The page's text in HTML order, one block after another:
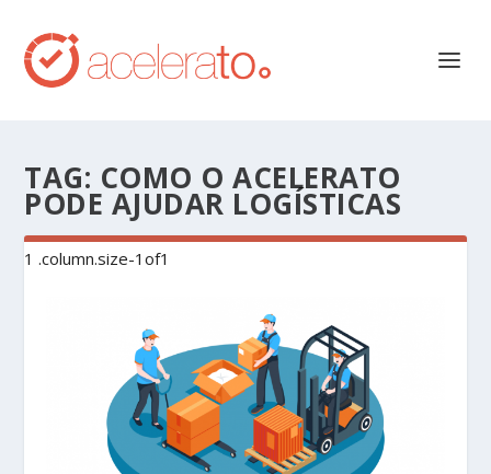
TAG: COMO O ACELERATO
PODE AJUDAR LOGÍSTICAS